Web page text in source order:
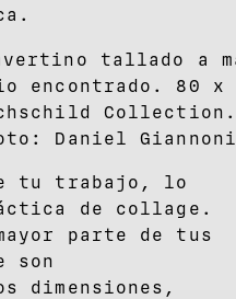
tallado a
encontrado. 80 x
Daniel
tu trabajo, lo
de collage.
parte de tus
son
dimensiones,